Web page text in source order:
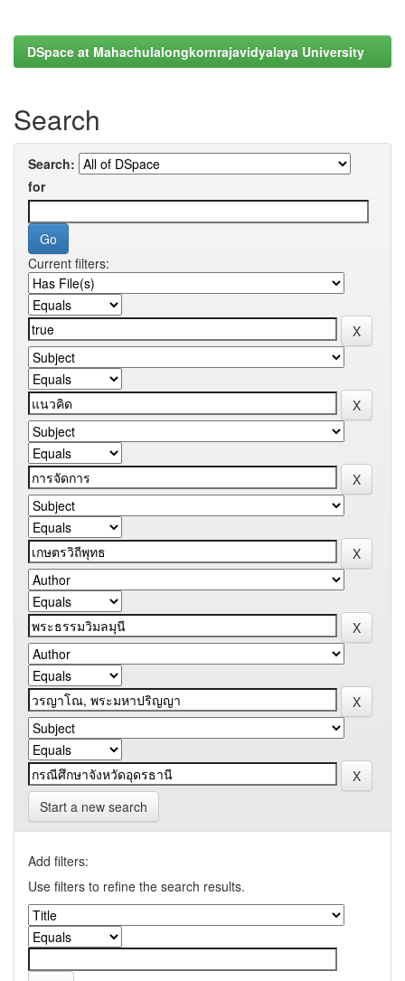
DSpace at Mahachulalongkornrajavidyalaya University
Search
Search:
for
Current filters:
Start a new search
Add filters:
Use filters to refine the search results.